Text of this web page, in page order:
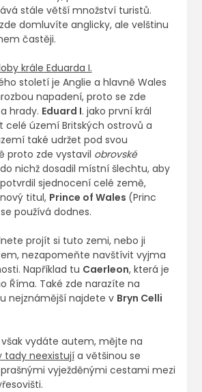
stále větší množství turistů.
domluvíte anglicky, ale velštinu
častěji.
krále Eduarda I.
století je Anglie a hlavně Wales
napadení, proto se zde
hrady. Eduard I. jako první král
celé území Britských ostrovů a
také udržet pod svou
proto zde vystavil obrovské
nichž dosadil místní šlechtu, aby
sjednocení celé země,
titul, Prince of Wales (Princ
používá dodnes.
projít si tuto zemi, nebo ji
nezapomeňte navštívit vyjma
Například tu Caerleon, která je
Říma. Také zde narazíte na
nejznámější najdete v Bryn Celli
vydáte autem, mějte na
tady neexistujía většinou se
vyježděnými cestami mezi